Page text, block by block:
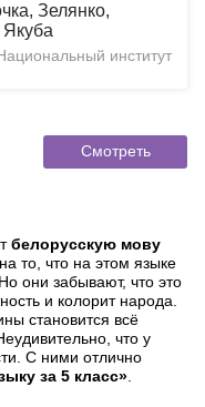
Зелянко,
Якуба
институт
Смотреть
белорусскую мову
то, что на этом языке
они забывают, что это
и колорит народа.
становится всё
что у
С ними отлично
за 5 класс»